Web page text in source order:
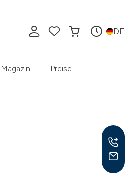
DE
Magazin Preise